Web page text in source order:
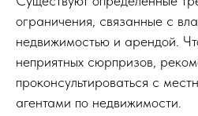
ограничения, связанные с
недвижимостью и арендой.
неприятных сюрпризов,
проконсультироваться с
агентами по недвижимости.